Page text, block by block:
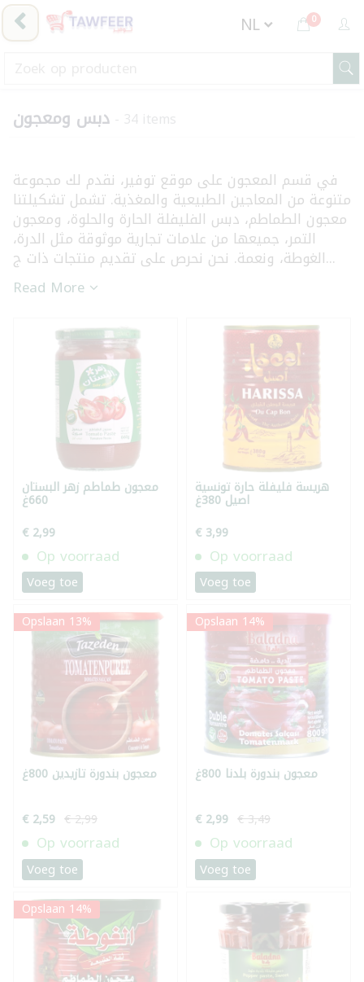
0
دبس ومعجون - 34 items
في قسم المعجون على موقع توفير، نقدم لك مجموعة
متنوعة من المعاجين الطبيعية والمغذية. تشمل تشكيلتنا
معجون الطماطم، دبس الفليفلة الحارة والحلوة، ومعجون
التمر، جميعها من علامات تجارية موثوقة مثل الدرة،
الغوطة، ونعمة. نحن نحرص على تقديم منتجات ذات ج...
Read More
معجون طماطم زهر البستان
660غ
€ 2,99
Op voorraad
Voeg toe
هريسة فليفلة حارة تونسية
اصيل 380غ
€ 3,99
Op voorraad
Voeg toe
Opslaan 13%
معجون بندورة تازيدين 800غ
€ 2,59 € 2,99
Op voorraad
Voeg toe
Opslaan 14%
معجون بندورة بلدنا 800غ
€ 2,99 € 3,49
Op voorraad
Voeg toe
Opslaan 14%